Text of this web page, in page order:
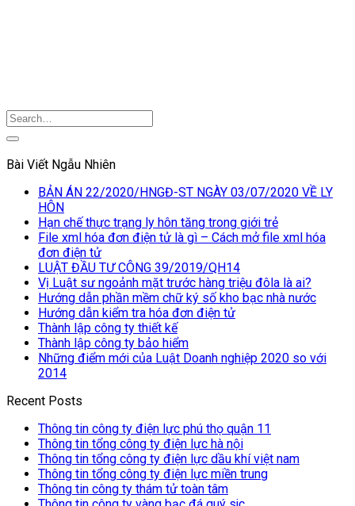
Bài Viết Ngẫu Nhiên
BẢN ÁN 22/2020/HNGĐ-ST NGÀY 03/07/2020 VỀ LY
HÔN
Hạn chế thực trạng ly hôn tăng trong giới trẻ
File xml hóa đơn điện tử là gì – Cách mở file xml hóa
đơn điện tử
LUẬT ĐẦU TƯ CÔNG 39/2019/QH14
Vị Luật sư ngoảnh mặt trước hàng triệu đôla là ai?
Hướng dẫn phần mềm chữ ký số kho bạc nhà nước
Hướng dẫn kiểm tra hóa đơn điện tử
Thành lập công ty thiết kế
Thành lập công ty bảo hiểm
Những điểm mới của Luật Doanh nghiệp 2020 so với
2014
Recent Posts
Thông tin công ty điện lực phú thọ quận 11
Thông tin tổng công ty điện lực hà nội
Thông tin tổng công ty điện lực dầu khí việt nam
Thông tin tổng công ty điện lực miền trung
Thông tin công ty thám tử toàn tâm